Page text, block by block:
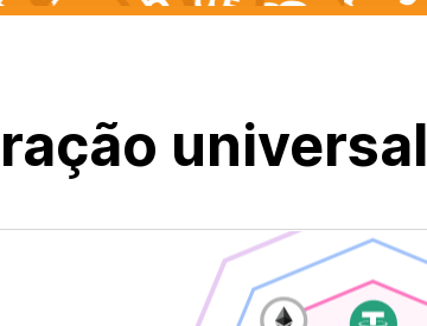
universal